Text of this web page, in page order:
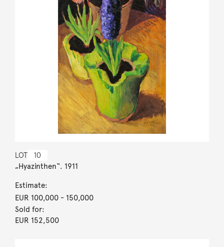
LOT 10
„Hyazinthen“. 1911
Estimate:
EUR 100,000- 150,000
Sold for:
EUR 152,500